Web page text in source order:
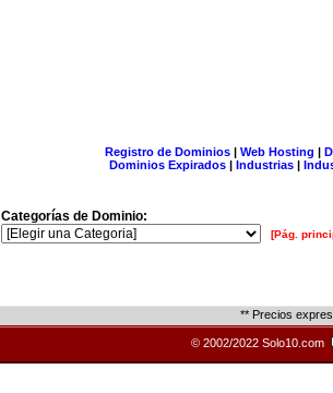
Registro de Dominios| Web Hosting |
Dominios Expirados | Industrias |
Categorías de Dominio:
[Pág.
** Precios
© 2002/2022 Solo10.com